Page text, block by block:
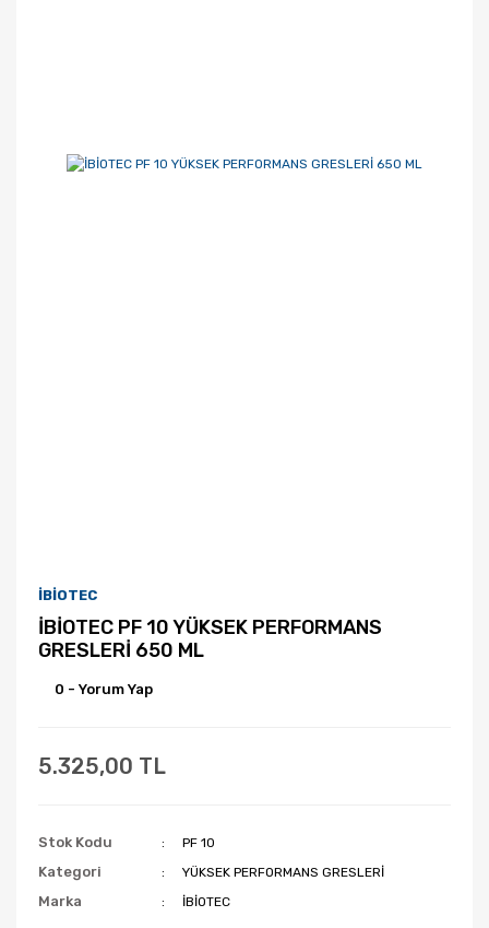
İBİOTEC
İBİOTEC PF 10 YÜKSEK PERFORMANS
GRESLERİ 650 ML
0 - Yorum Yap
5.325,00 TL
Stok Kodu PF 10
Kategori YÜKSEK PERFORMANS GRESLERİ
Marka İBİOTEC